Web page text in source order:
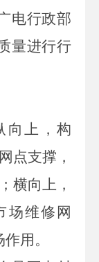
电行政部
量进行行
向上，构
点支撑，
横向上，
场维修网
用。